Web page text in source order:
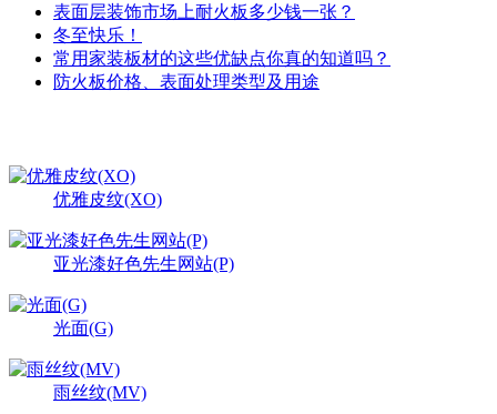
表面层装饰市场上耐火板多少钱一张？
冬至快乐！
常用家装板材的这些优缺点你真的知道吗？
防火板价格、表面处理类型及用途
优雅皮纹(XO)
亚光漆好色先生网站(P)
光面(G)
雨丝纹(MV)